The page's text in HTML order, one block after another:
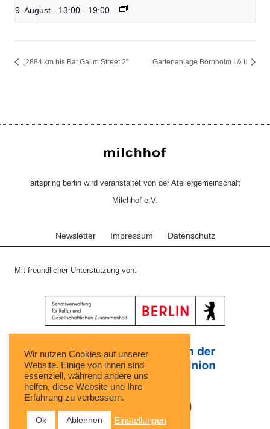
9. August - 13:00 - 19:00
„2884 km bis Bat Galim Street 2” Gartenanlage Bornholm I & II
artspring berlin wird veranstaltet von der Ateliergemeinschaft
Milchhof e.V.
Newsletter Impressum Datenschutz
Mit freundlicher Unterstützung von:
Wir nutzen Cookies auf unserer
Website. Einige von ihnen sind
essenziell, während andere uns
helfen, diese Website und Ihre
Erfahrung zu verbessern.
Ok Ablehnen Einstellungen